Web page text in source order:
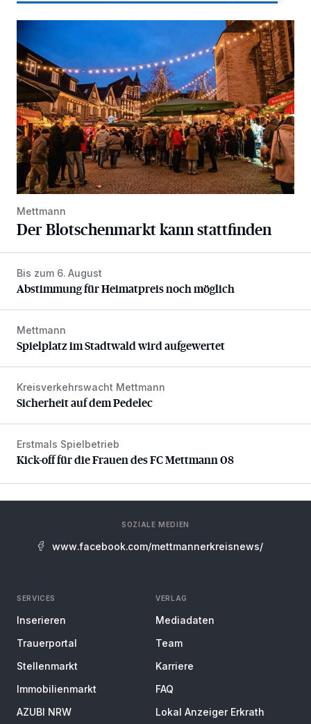
Mettmann
Der Blotschenmarkt kann stattfinden
Abstimmung für Heimatpreis noch möglich
Bis zum 6. August
Abstimmung für Heimatpreis noch möglich
Spielplatz im Stadtwald wird aufgewertet
Mettmann
Spielplatz im Stadtwald wird aufgewertet
Sicherheit auf dem Pedelec
Kreisverkehrswacht Mettmann
Sicherheit auf dem Pedelec
Kick-off für die Frauen des FC Mettmann 08
Erstmals Spielbetrieb
Kick-off für die Frauen des FC Mettmann 08
SOZIALE MEDIEN
www.facebook.com/mettmannerkreisnews/
SERVICES
Inserieren
Trauerportal
Stellenmarkt
Immobilienmarkt
AZUBI NRW
VERLAG
Mediadaten
Team
Karriere
FAQ
Lokal Anzeiger Erkrath